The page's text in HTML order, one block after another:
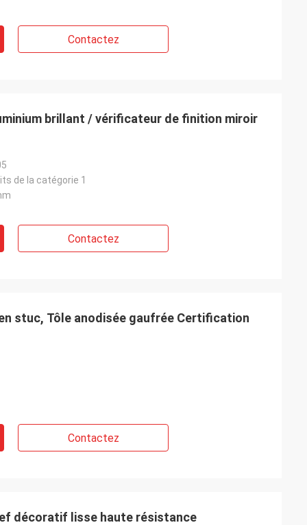
Contactez
brillant / vérificateur de finition miroir
de la catégorie 1
Contactez
stuc, Tôle anodisée gaufrée Certification
Contactez
décoratif lisse haute résistance